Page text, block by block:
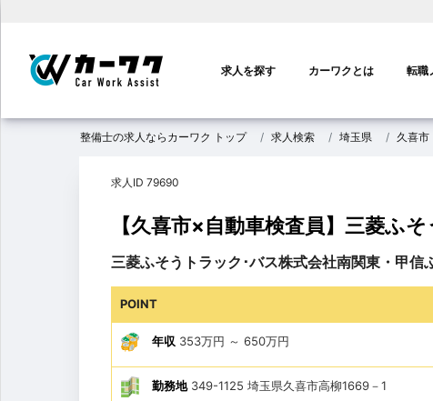
ン
ビ
ゲ
ン
求人を探す カーワクとは 転職
整備士の求人ならカーワク トップ 求人検索 埼玉県 久喜市
求人ID 79690
【久喜市×自動車検査員】三菱ふ
三菱ふそうトラック･バス株式会社南関東・甲信
POINT
年収 353万円 ～ 650万円
勤務地349-1125 埼玉県久喜市高柳1669－1